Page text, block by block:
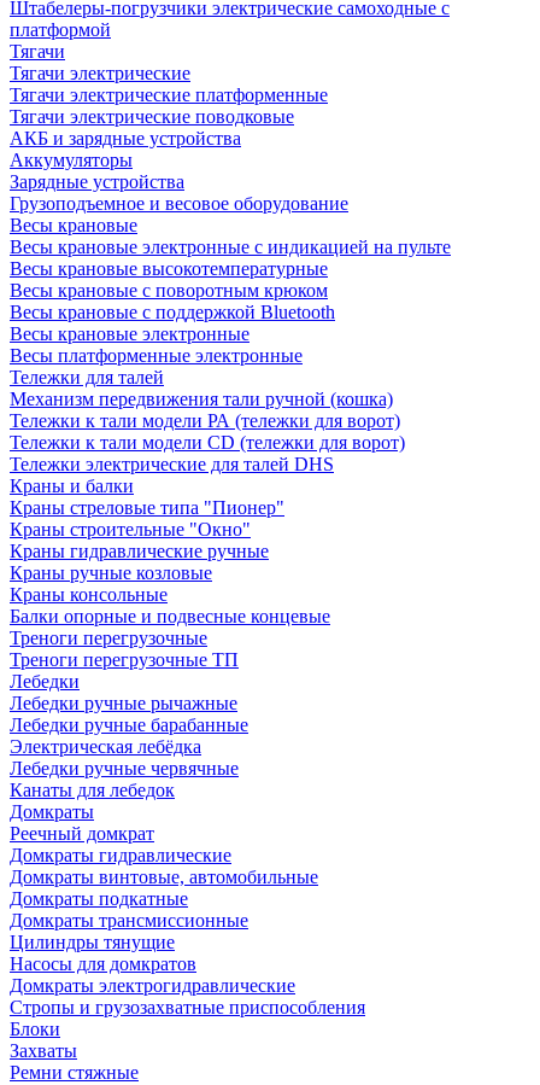
Штабелеры-погрузчики электрические самоходные с
платформой
Тягачи
Тягачи электрические
Тягачи электрические платформенные
Тягачи электрические поводковые
АКБ и зарядные устройства
Аккумуляторы
Зарядные устройства
Грузоподъемное и весовое оборудование
Весы крановые
Весы крановые электронные с индикацией на пульте
Весы крановые высокотемпературные
Весы крановые с поворотным крюком
Весы крановые с поддержкой Bluetooth
Весы крановые электронные
Весы платформенные электронные
Тележки для талей
Механизм передвижения тали ручной (кошка)
Тележки к тали модели РА (тележки для ворот)
Тележки к тали модели CD (тележки для ворот)
Тележки электрические для талей DHS
Краны и балки
Краны стреловые типа "Пионер"
Краны строительные "Окно"
Краны гидравлические ручные
Краны ручные козловые
Краны консольные
Балки опорные и подвесные концевые
Треноги перегрузочные
Треноги перегрузочные ТП
Лебедки
Лебедки ручные рычажные
Лебедки ручные барабанные
Электрическая лебёдка
Лебедки ручные червячные
Канаты для лебедок
Домкраты
Реечный домкрат
Домкраты гидравлические
Домкраты винтовые, автомобильные
Домкраты подкатные
Домкраты трансмиссионные
Цилиндры тянущие
Насосы для домкратов
Домкраты электрогидравлические
Стропы и грузозахватные приспособления
Блоки
Захваты
Ремни стяжные